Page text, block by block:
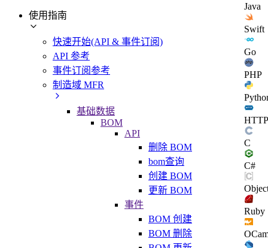
使用指南
快速开始(API & 事件订阅)
API 参考
事件订阅参考
制造域 MFR
基础数据
BOM
API
删除 BOM
bom查询
创建 BOM
更新 BOM
事件
BOM 创建
BOM 删除
Java
Swift
Go
PHP
HTTP
C
C#
Ruby